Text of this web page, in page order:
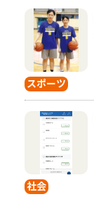
スポーツ
社会